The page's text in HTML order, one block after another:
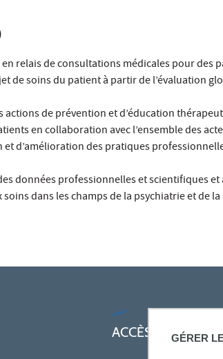
GÉRER
en relais de consultations médicales pour des
de soins du patient à partir de l’évaluation
actions de prévention et d’éducation
en collaboration avec l’ensemble des
et d’amélioration des pratiques
données professionnelles et scientifiques
dans les champs de la psychiatrie et de
ACCÈS RAPIDES